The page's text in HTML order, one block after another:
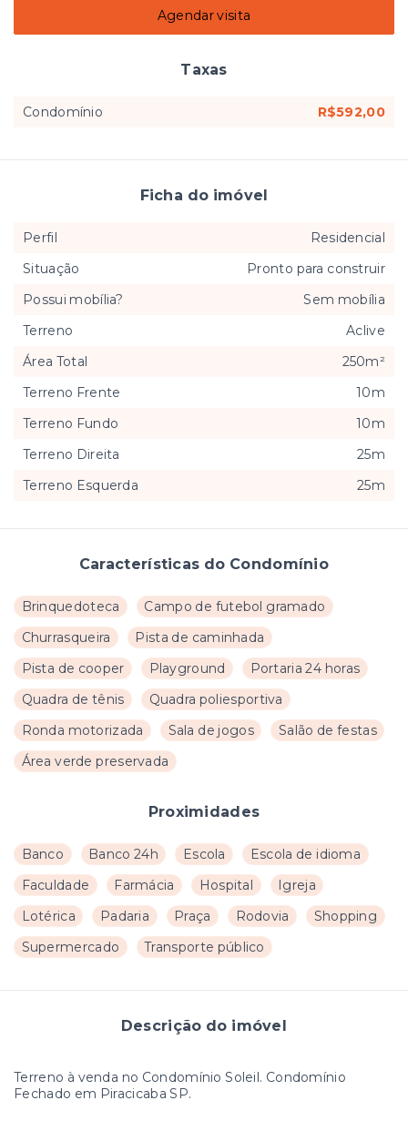
Características do Condomínio
Brinquedoteca
Campo de futebol gramado
Churrasqueira
Pista de caminhada
Pista de cooper
Playground
Portaria 24 horas
Quadra de tênis
Quadra poliesportiva
Ronda motorizada
Sala de jogos
Salão de festas
Área verde preservada
Proximidades
Banco Banco 24h Escola
Escola de idioma
Faculdade
Farmácia Hospital
Igreja
Lotérica
Padaria Praça Rodovia
Shopping
Supermercado
Transporte público
Descrição do imóvel
Terreno à venda no Condomínio Soleil. Condomínio
Fechado em Piracicaba SP.
Agendar visita
Taxas
Condomínio R$592,00
Ficha do imóvel
Perfil
Residencial
Situação
Pronto para construir
Possui mobília?
Sem mobília
Terreno
Aclive
Área Total
250m²
Terreno Frente
10m
Terreno Fundo
10m
Terreno Direita
25m
Terreno Esquerda
25m